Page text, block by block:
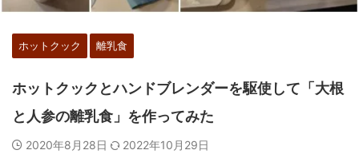
ホットクック 離乳食
ホットクックとハンドブレンダーを駆使して「大根
と人参の離乳食」を作ってみた
2020年8月28日 2022年10月29日